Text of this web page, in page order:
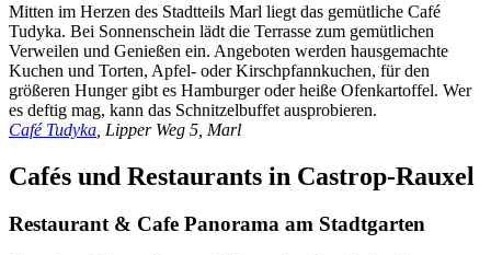
Mitten im Herzen des Stadtteils Marl liegt das gemütliche Café
Tudyka. Bei Sonnenschein lädt die Terrasse zum gemütlichen
Verweilen und Genießen ein. Angeboten werden hausgemachte
Kuchen und Torten, Apfel- oder Kirschpfannkuchen, für den
größeren Hunger gibt es Hamburger oder heiße Ofenkartoffel. Wer
es deftig mag, kann das Schnitzelbuffet ausprobieren.
Café Tudyka , Lipper Weg 5, Marl
Cafés und Restaurants in Castrop-Rauxel
Restaurant & Cafe Panorama am Stadtgarten